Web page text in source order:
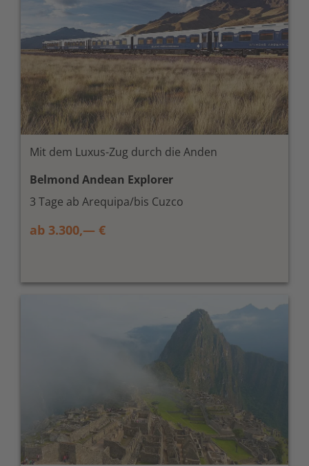
Mit dem Luxus-Zug durch die Anden
Belmond Andean Explorer
3 Tage ab Arequipa/bis Cuzco
ab 3.300,— €